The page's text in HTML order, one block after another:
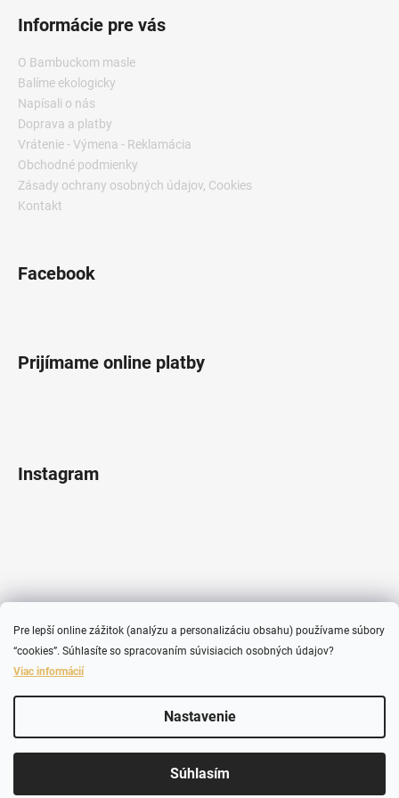
Pre lepší online zážitok (analýzu a personalizáciu obsahu) používame súbory
“cookies”. Súhlasíte so spracovaním súvisiacich osobných údajov?
Viac informácií
Nastavenie
Súhlasím
Informácie pre vás
O Bambuckom masle
Balíme ekologicky
Napísali o nás
Doprava a platby
Vrátenie - Výmena - Reklamácia
Obchodné podmienky
Zásady ochrany osobných údajov, Cookies
Kontakt
Facebook
Prijímame online platby
Instagram
SHEABUTTER. Všetky práva vyhradené.